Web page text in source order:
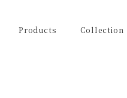
Products Collection